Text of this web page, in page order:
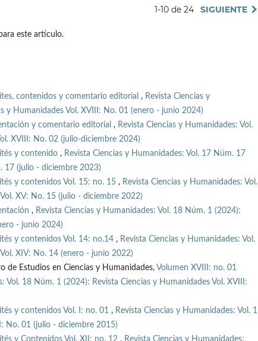
1-10 de 24 SIGUIENTE
este artículo.
contenidos y comentario editorial , Revista Ciencias y
y Humanidades Vol. XVIII: No. 01 (enero - junio 2024)
y comentario editorial , Revista Ciencias y Humanidades: Vol.
XVIII: No. 02 (julio-diciembre 2024)
y contenido , Revista Ciencias y Humanidades: Vol. 17 Núm. 17
17 (julio - diciembre 2023)
y contenidos Vol. 15: no. 15 , Revista Ciencias y Humanidades: Vol.
XV: No. 15 (julio - diciembre 2022)
, Revista Ciencias y Humanidades: Vol. 18 Núm. 1 (2024):
- junio 2024)
y contenidos Vol. 14: no.14 , Revista Ciencias y Humanidades: Vol.
XIV: No. 14 (enero - junio 2022)
de Estudios en Ciencias y Humanidades, Volumen XVIII: no. 01
Vol. 18 Núm. 1 (2024): Revista Ciencias y Humanidades Vol. XVIII:
y contenidos Vol. I: no. 01 , Revista Ciencias y Humanidades: Vol. 1
No. 01 (julio - diciembre 2015)